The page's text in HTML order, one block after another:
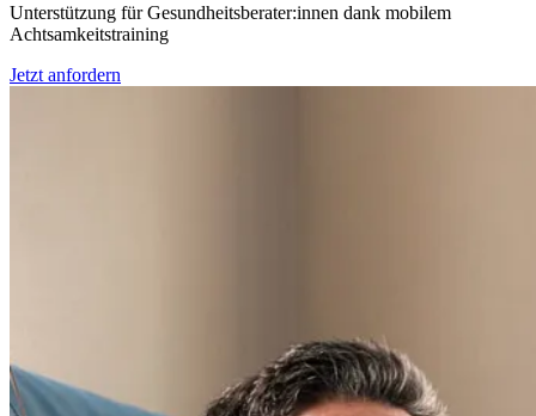
Unterstützung für Gesundheitsberater:innen dank mobilem
Achtsamkeitstraining
Jetzt anfordern